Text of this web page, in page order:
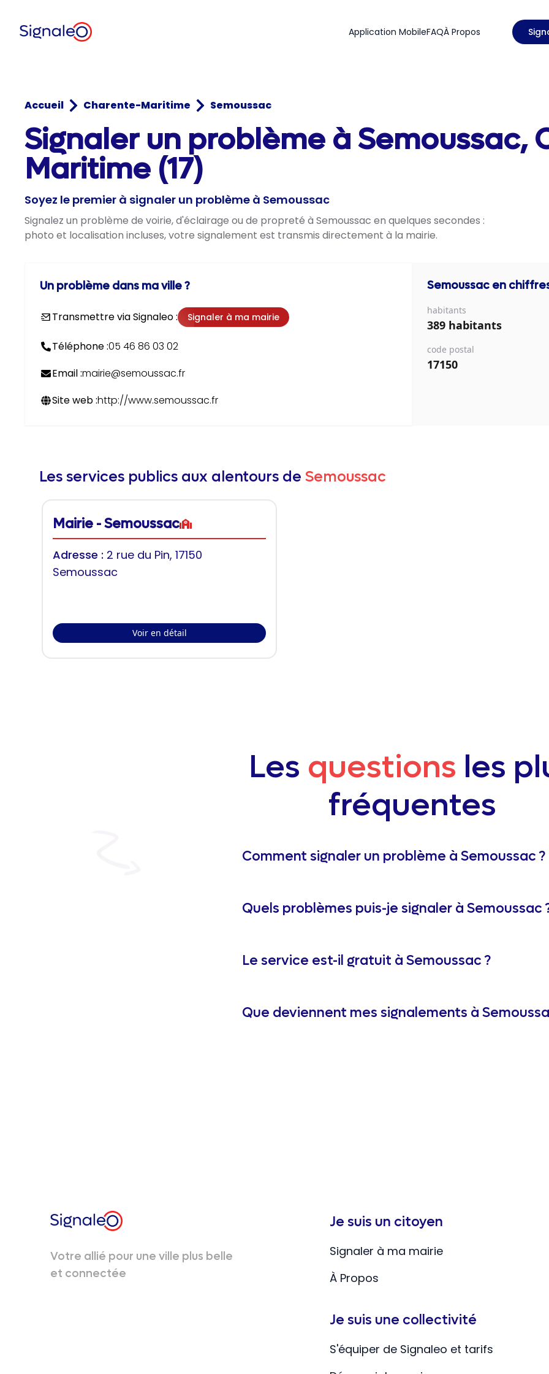
Application MobileFAQÀ Propos
Accueil Charente-Maritime Semoussac
Signaler un problème à Semoussac,
Maritime (17)
Soyez le premier à signaler un problème à Semoussac
Signalez un problème de voirie, d'éclairage ou de propreté à Semoussac en quelques secondes :
photo et localisation incluses, votre signalement est transmis directement à la mairie.
Un problème dans ma ville ?
Transmettre via Signaleo : Signaler à ma mairie
Téléphone :05 46 86 03 02
Email :mairie@semoussac.fr
Site web :http://www.semoussac.fr
Semoussac en
habitants
389 habitants
code postal
17150
Les services publics aux alentours de Semoussac
Mairie - Semoussac
Adresse : 2 rue du Pin, 17150
Semoussac
Voir en détail
Les questions les
fréquentes
Comment signaler un problème à Semoussac ?
Quels problèmes puis-je signaler à Semoussac
Le service est-il gratuit à Semoussac ?
Que deviennent mes signalements à
Votre allié pour une ville plus belle
et connectée
Je suis un citoyen
Signaler à ma mairie
À Propos
Je suis une collectivité
S'équiper de Signaleo et tarifs